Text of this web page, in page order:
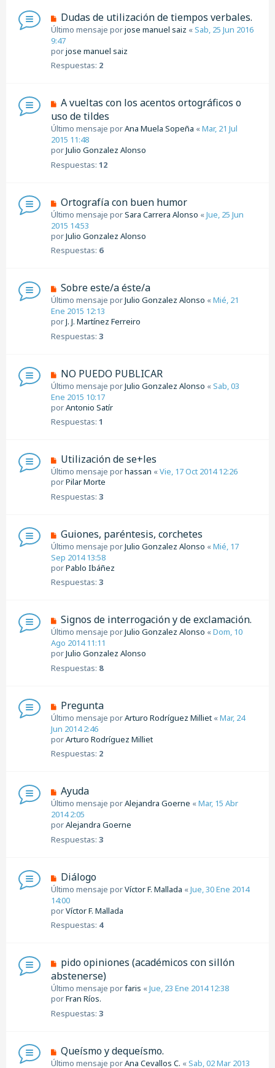
Dudas de utilización de tiempos verbales.
Último mensaje porjose manuel saiz «Sab, 25 Jun 2016
9:47
porjose manuel saiz
Respuestas: 2
A vueltas con los acentos ortográficos o
uso de tildes
Último mensaje porAna Muela Sopeña «Mar, 21 Jul
2015 11:48
porJulio Gonzalez Alonso
Respuestas: 12
Ortografía con buen humor
Último mensaje porSara Carrera Alonso «Jue, 25 Jun
2015 14:53
porJulio Gonzalez Alonso
Respuestas: 6
Sobre este/a éste/a
Último mensaje porJulio Gonzalez Alonso «Mié, 21
Ene 2015 12:13
porJ. J. Martínez Ferreiro
Respuestas: 3
NO PUEDO PUBLICAR
Último mensaje porJulio Gonzalez Alonso «Sab, 03
Ene 2015 10:17
porAntonio Satír
Respuestas: 1
Utilización de se+les
Último mensaje porhassan «Vie, 17 Oct 2014 12:26
porPilar Morte
Respuestas: 3
Guiones, paréntesis, corchetes
Último mensaje porJulio Gonzalez Alonso «Mié, 17
Sep 2014 13:58
porPablo Ibáñez
Respuestas: 3
Signos de interrogación y de exclamación.
Último mensaje porJulio Gonzalez Alonso «Dom, 10
Ago 2014 11:11
porJulio Gonzalez Alonso
Respuestas: 8
Pregunta
Último mensaje porArturo Rodríguez Milliet «Mar, 24
Jun 2014 2:46
porArturo Rodríguez Milliet
Respuestas: 2
Ayuda
Último mensaje porAlejandra Goerne «Mar, 15 Abr
2014 2:05
porAlejandra Goerne
Respuestas: 3
Diálogo
Último mensaje porVíctor F. Mallada «Jue, 30 Ene 2014
14:00
porVíctor F. Mallada
Respuestas: 4
pido opiniones (académicos con sillón
abstenerse)
Último mensaje porfaris «Jue, 23 Ene 2014 12:38
porFran Ríos.
Respuestas: 3
Queísmo y dequeísmo.
Último mensaje porAna Cevallos C. «Sab, 02 Mar 2013